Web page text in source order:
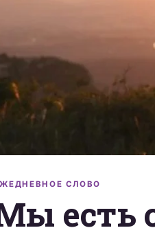
СЛОВО
есть